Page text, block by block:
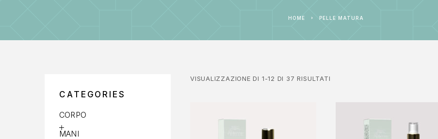
HOME PELLE MATURA
CATEGORIES
CORPO
MANI
VISUALIZZAZIONE DI 1-12 DI 37 RISULTATI